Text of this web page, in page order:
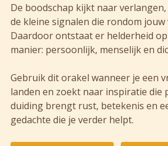
De boodschap kijkt naar
de kleine signalen die rondom jouw
Daardoor ontstaat er helderheid
manier: persoonlijk, menselijk en
Gebruik dit orakel wanneer je een
landen en zoekt naar inspiratie die
duiding brengt rust, betekenis en
gedachte die je verder helpt.